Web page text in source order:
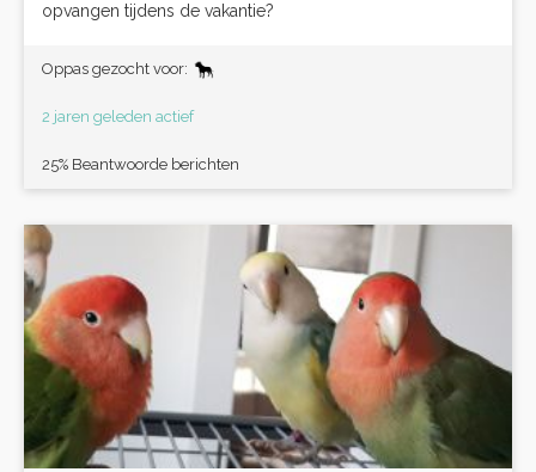
opvangen tijdens de vakantie?
Oppas gezocht voor:
2 jaren geleden actief
25% Beantwoorde berichten